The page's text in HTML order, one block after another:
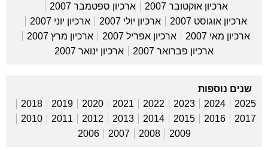
ארכיון אוקטובר 2007
ארכיון ספטמבר 2007
ארכיון אוגוסט 2007
ארכיון יולי 2007
ארכיון יוני 2007
ארכיון מאי 2007
ארכיון אפריל 2007
ארכיון מרץ 2007
ארכיון פברואר 2007
ארכיון ינואר 2007
שנים נוספות
2025
2024
2023
2022
2021
2020
2019
2018
2017
2016
2015
2014
2013
2012
2011
2010
2009
2008
2007
2006